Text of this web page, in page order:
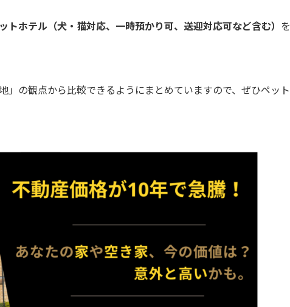
トホテル（犬・猫対応、一時預かり可、送迎対応可など含む） を
の観点から比較できるようにまとめていますので、ぜひペット